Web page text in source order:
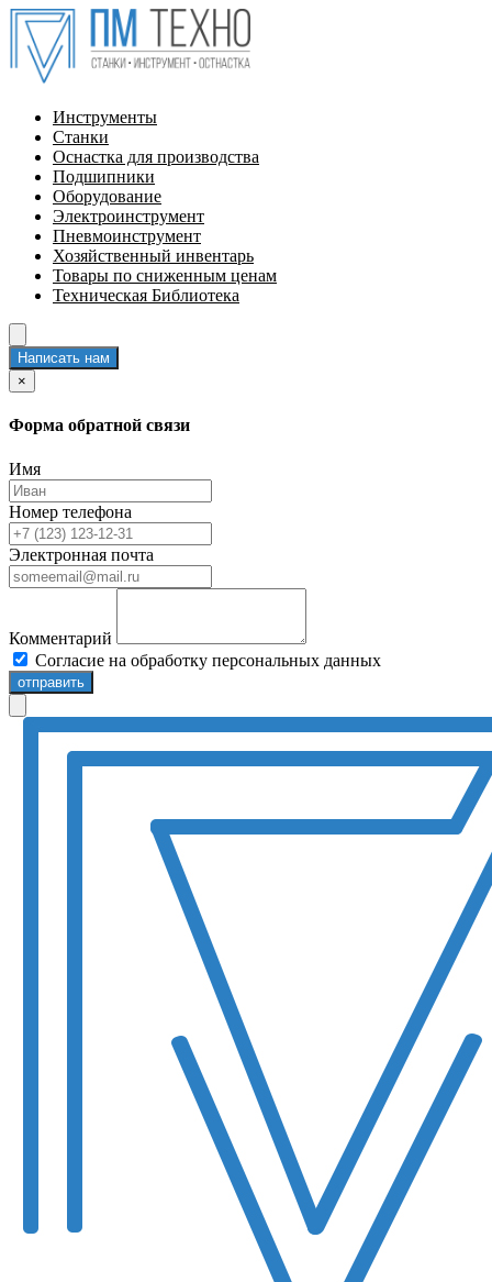
Инструменты
Станки
Оснастка для производства
Подшипники
Оборудование
Электроинструмент
Пневмоинструмент
Хозяйственный инвентарь
Товары по сниженным ценам
Техническая Библиотека
Написать нам
×
Форма обратной связи
Имя
Номер телефона
Электронная почта
Комментарий
Согласие на обработку персональных данных
отправить